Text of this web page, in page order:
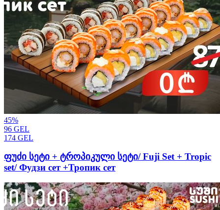
45%
96 GEL
174 GEL
ფუძი სეტი + ტროპიკული სეტი/ Fuji Set + Tropic
set/ Фудзи сет +Тропик сет